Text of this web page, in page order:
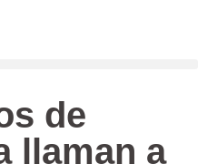
de
llaman a